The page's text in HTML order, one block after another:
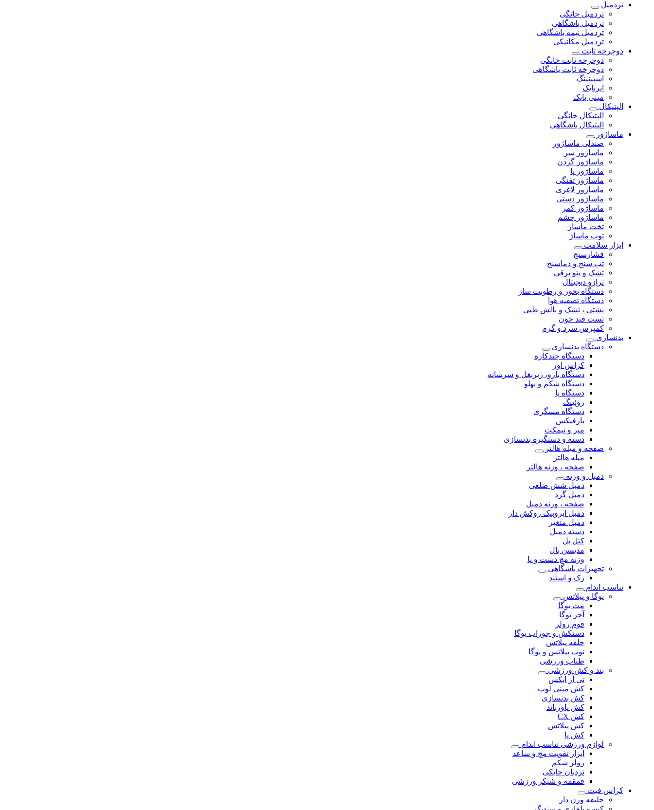
تردمیل
تردمیل خانگی
تردمیل باشگاهی
تردمیل نیمه باشگاهی
تردمیل مکانیکی
دوچرخه ثابت
دوچرخه ثابت خانگی
دوچرخه ثابت باشگاهی
اسپینینگ
ایربایک
مینی بایک
الپتیکال
الپتیکال خانگی
الپتیکال باشگاهی
ماساژور
صندلی ماساژور
ماساژور سر
ماساژور گردن
ماساژور پا
ماساژور تفنگی
ماساژور لاغری
ماساژور دستی
ماساژور کمر
ماساژور چشم
تخت ماساژ
توپ ماساژ
ابزار سلامت
فشارسنج
تب سنج و دماسنج
تشک و پتو برقی
ترازو دیجیتال
دستگاه بخور و رطوبت ساز
دستگاه تصفیه هوا
پشتی ، تشک و بالش طبی
تست قند خون
کمپرس سرد و گرم
بدنسازی
دستگاه بدنسازی
دستگاه چندکاره
کراس اور
دستگاه بازو، زیربغل و سرشانه
دستگاه شکم و پهلو
دستگاه پا
روئینگ
دستگاه مسگری
بارفیکس
میز و نیمکت
دسته و دستگیره بدنسازی
صفحه و میله هالتر
میله هالتر
صفحه ، وزنه هالتر
دمبل و وزنه
دمبل شش ضلعی
دمبل گرد
صفحه ، وزنه دمبل
دمبل ایروبیک روکش دار
دمبل متغیر
دسته دمبل
کتل بل
مدیسن بال
وزنه مچ دست و پا
تجهیزات باشگاهی
رک و استند
تناسب اندام
یوگا و پیلاتس
مت یوگا
آجر یوگا
فوم رولر
دستکش و جوراب یوگا
حلقه پیلاتس
توپ پیلاتس و یوگا
طناب ورزشی
بند و کش ورزشی
تی آر ایکس
کش مینی لوپ
کش بدنسازی
کش پاورباند
کش CX
کش پیلاتس
کش پا
لوازم ورزشی تناسب اندام
ابزار تقویت مچ و ساعد
رولر شکم
نردبان چابکی
قمقمه و شیکر ورزشی
کراس فیت
جلیقه وزن دار